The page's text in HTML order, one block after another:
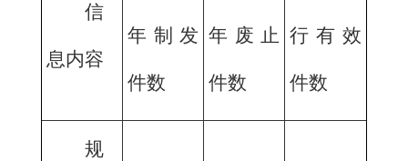
信
息内容
年制发
件数
年废止
件数
行有效
件数
规